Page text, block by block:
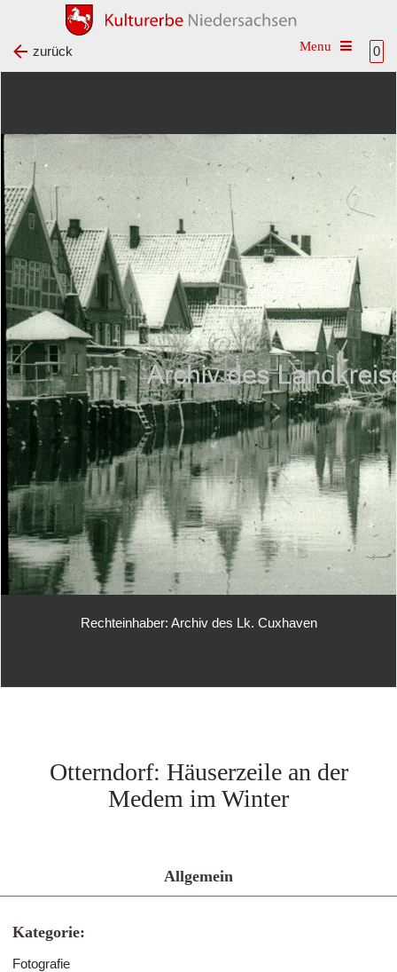
0
Toggle
zurück
Rechteinhaber: Archiv des Lk. Cuxhaven
Otterndorf: Häuserzeile an der
Medem im Winter
Allgemein
Kategorie:
Fotografie